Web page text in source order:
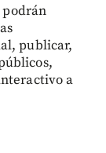
publicar,
a